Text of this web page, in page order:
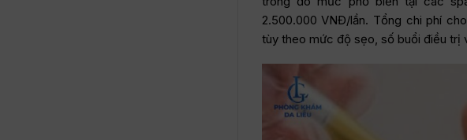
2.500.000 VNĐ/lần. Tổng chi phí
tùy theo mức độ sẹo, số buổi điều trị